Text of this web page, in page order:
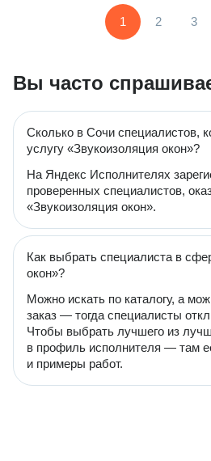
1 2 3
Вы часто
Сколько в Сочи специалистов,
услугу «Звукоизоляция окон»?
На Яндекс Исполнителях
проверенных специалистов,
«Звукоизоляция окон».
Как выбрать специалиста в
окон»?
Можно искать по каталогу, а
заказ — тогда специалисты
Чтобы выбрать лучшего из
в профиль исполнителя — там
и примеры работ.